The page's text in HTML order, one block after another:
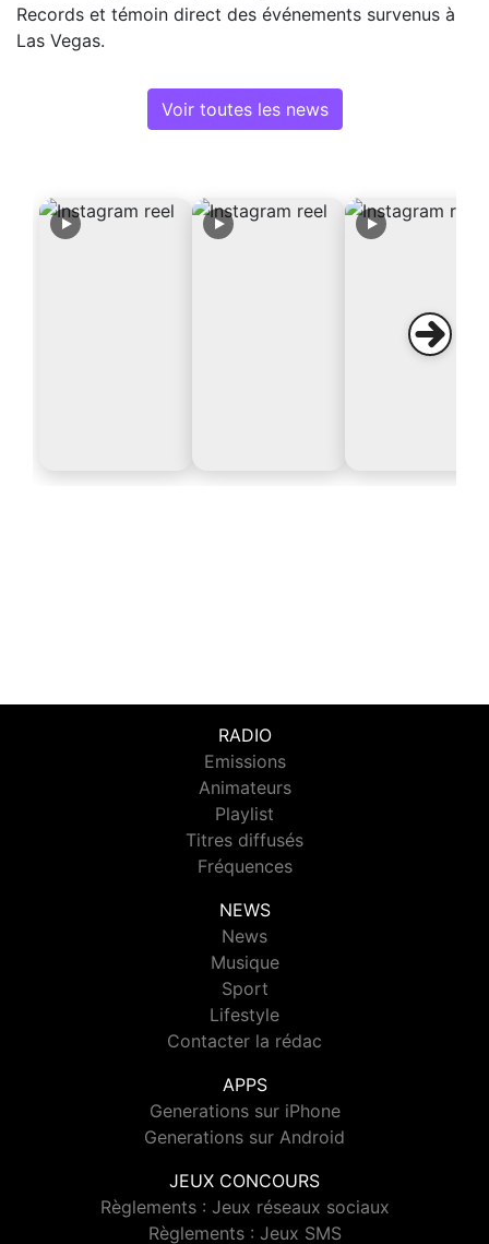
Records et témoin direct des événements survenus à
Las Vegas.
Voir toutes les news
RADIO
Emissions
Animateurs
Playlist
Titres diffusés
Fréquences
NEWS
News
Musique
Sport
Lifestyle
Contacter la rédac
APPS
Generations sur iPhone
Generations sur Android
JEUX CONCOURS
Règlements : Jeux réseaux sociaux
Règlements : Jeux SMS